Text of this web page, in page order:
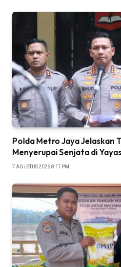
Polda Metro Jaya Jelaskan
Menyerupai Senjata di
7 AGUSTUS 2026 8:17 PM